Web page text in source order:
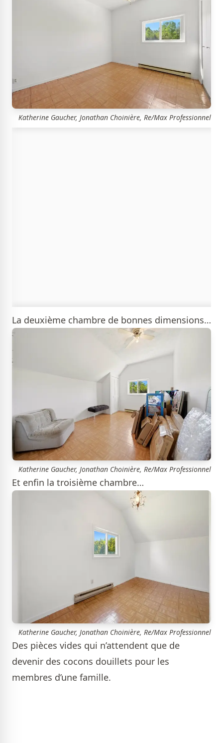
Katherine Gaucher, Jonathan Choinière, Re/Max Professionnel
La deuxième chambre de bonnes dimensions…
Katherine Gaucher, Jonathan Choinière, Re/Max Professionnel
Et enfin la troisième chambre…
Katherine Gaucher, Jonathan Choinière, Re/Max Professionnel
Des pièces vides qui n’attendent que de
devenir des cocons douillets pour les
membres d’une famille.